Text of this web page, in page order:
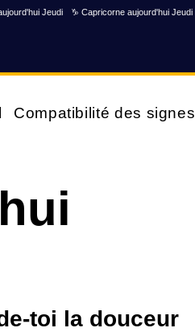
Jeudi ♑ Capricorne aujourd'hui Jeudi
Compatibilité des signes
toi la douceur